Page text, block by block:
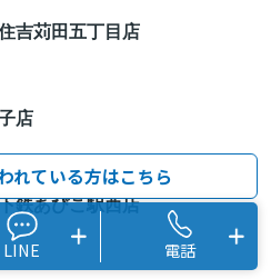
吉苅田五丁目店
店
鉄あびこ駅西店
れている方はこちら
LINE 電話